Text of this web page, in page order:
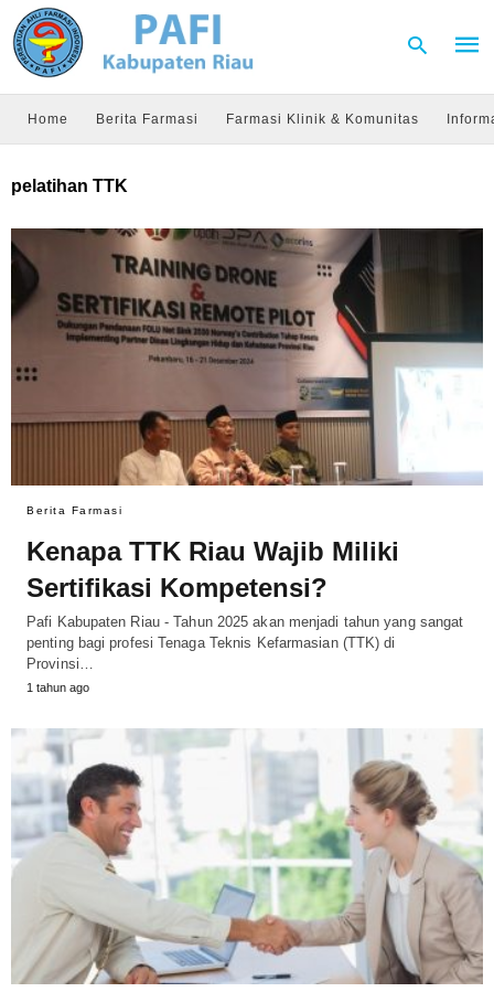
Home Berita Farmasi Farmasi Klinik & Komunitas
pelatihan TTK
Berita Farmasi
Kenapa TTK Riau Wajib Miliki
Sertifikasi Kompetensi?
Pafi Kabupaten Riau - Tahun 2025 akan menjadi tahun yang sangat
penting bagi profesi Tenaga Teknis Kefarmasian (TTK) di
Provinsi…
1 tahun ago